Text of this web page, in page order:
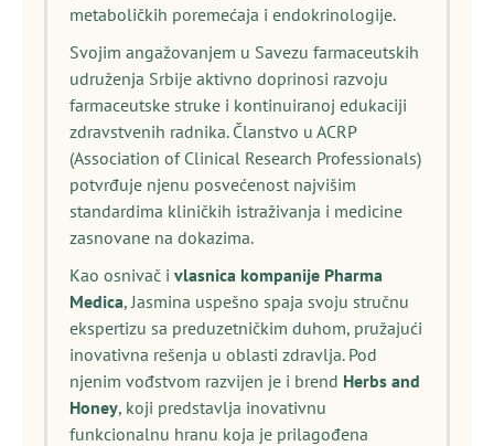
metaboličkih poremećaja i endokrinologije.
Svojim angažovanjem u Savezu farmaceutskih
udruženja Srbije aktivno doprinosi razvoju
farmaceutske struke i kontinuiranoj edukaciji
zdravstvenih radnika. Članstvo u ACRP
(Association of Clinical Research Professionals)
potvrđuje njenu posvećenost najvišim
standardima kliničkih istraživanja i medicine
zasnovane na dokazima.
Kao osnivač i vlasnica kompanije Pharma
Medica, Jasmina uspešno spaja svoju stručnu
ekspertizu sa preduzetničkim duhom, pružajući
inovativna rešenja u oblasti zdravlja. Pod
njenim vođstvom razvijen je i brend Herbs and
Honey, koji predstavlja inovativnu
funkcionalnu hranu koja je prilagođena